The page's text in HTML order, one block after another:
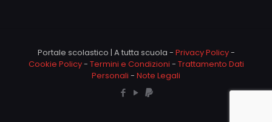
Portale scolastico | A tutta scuola - Privacy Policy-
Cookie Policy- Termini e Condizioni - Trattamento Dati
Personali - Note Legali